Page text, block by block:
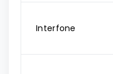
Interfone